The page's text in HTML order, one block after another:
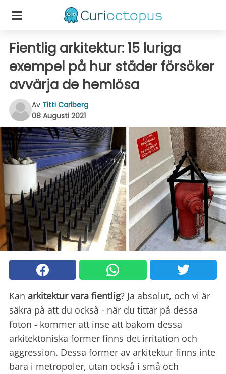
Fientlig arkitektur: 15 luriga
exempel på hur städer försöker
avvärja de hemlösa
Av Titti Carlberg
08 Augusti 2021
Kan arkitektur vara fientlig? Ja absolut, och vi är
säkra på att du också - när du tittar på dessa
foton - kommer att inse att bakom dessa
arkitektoniska former finns det irritation och
aggression. Dessa former av arkitektur finns inte
bara i metropoler, utan också i små och